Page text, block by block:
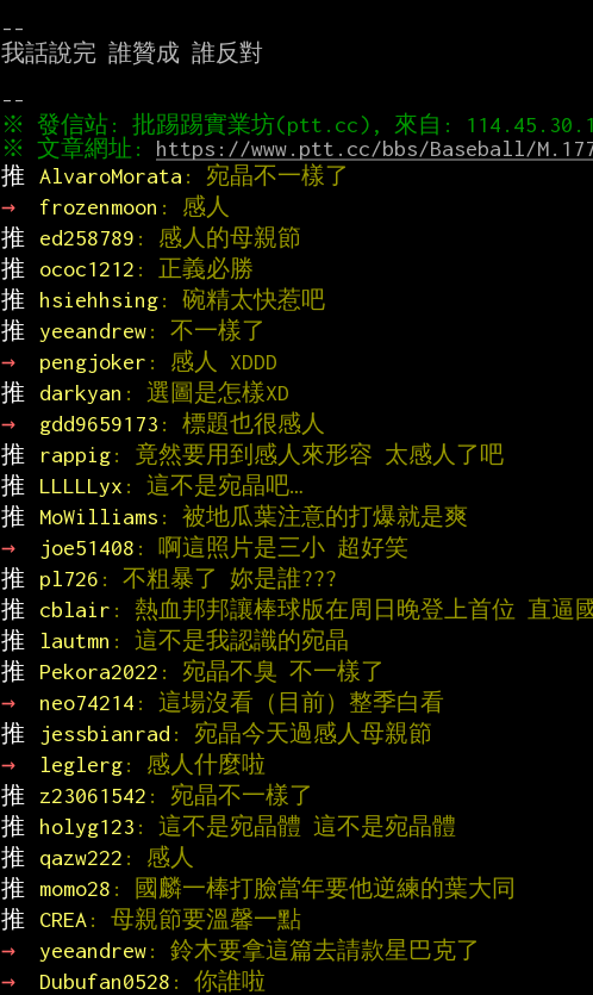
--
我話說完 誰贊成 誰反對
※ 文章網址: https://www.ptt.cc/bbs/Baseball/
推 AlvaroMorata : 宛晶不一樣了
→
frozenmoon : 感人
推
ed258789 : 感人的母親節
推
ococ1212 : 正義必勝
推
hsiehhsing: 碗精太快惹吧
推
yeeandrew: 不一樣了
→
pengjoker : 感人 XDDD
推
darkyan : 選圖是怎樣XD
→
gdd9659173 : 標題也很感人
推
rappig: 竟然要用到感人來形容 太感人了吧
推
LLLLLyx : 這不是宛晶吧…
推
MoWilliams : 被地瓜葉注意的打爆就是爽
→
joe51408 : 啊這照片是三小 超好笑
推
pl726 : 不粗暴了 妳是誰???
推
cblair : 熱血邦邦讓棒球版在周日晚登上首位 直逼
推
lautmn : 這不是我認識的宛晶
推
Pekora2022 : 宛晶不臭 不一樣了
→
neo74214 : 這場沒看（目前）整季白看
推
jessbianrad : 宛晶今天過感人母親節
→
leglerg: 感人什麼啦
推
z23061542 : 宛晶不一樣了
推
holyg123 : 這不是宛晶體 這不是宛晶體
推
qazw222 : 感人
推
momo28 : 國麟一棒打臉當年要他逆練的葉大同
推
CREA: 母親節要溫馨一點
→
yeeandrew: 鈴木要拿這篇去請款星巴克了
→
Dubufan0528 : 你誰啦